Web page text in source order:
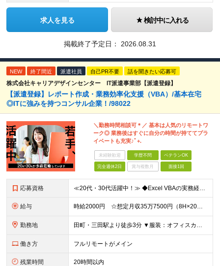
求人を見る 検討中に入れる
掲載終了予定日： 2026.08.31
NEW 終了間近 派遣社員 自己PR不要 話を聞きたい応募可
株式会社キャリアデザインセンター IT派遣事業部【派遣登録】
【派遣登録】レポート作成・業務効率化支援（VBA）/基本在宅
◎ITに強みを持つコンサル企業！/98022
＼勤務時間相談可＊／ 基本は人気のリモートワ
ーク◎ 業務後はすぐに自分の時間が持ててプラ
イベートも充実♪ﾟ+.
未経験歓迎 学歴不問 ベテランOK
完全週休2日 賞与複数月 面接1回
応募資格 ≪20代・30代活躍中！≫ ◆Excel VBAの実務経験 ※ブランクがある方やこれまでのご経験に自信がない方も、まずはお気軽にご応募ください！ ※ご経歴をなるべく詳細に記載いただけると、面談までが
給与 時給2000円 ☆想定月収35万7500円（8H×20日+残業15H） ※交通費全額支給 ※在宅日数に応じて、在宅勤務手当あり
勤務地 田町・三田駅より徒歩3分 ▼服装：オフィスカジュアル ▼働き方：基本リモート勤務 ※研修期間は出社＋在宅のハイブリッド勤務となります。 ▼受動喫煙対策：屋内禁煙 【体制】 リーダー1名、担当者2名
働き方 フルリモートがメイン
残業時間 20時間以内